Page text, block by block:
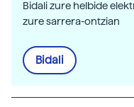
Bidali zure helbide
zure sarrera-ontzian
Bidali